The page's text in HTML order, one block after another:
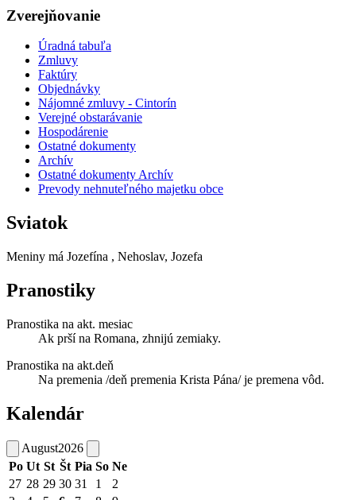
Zverejňovanie
Úradná tabuľa
Zmluvy
Faktúry
Objednávky
Nájomné zmluvy - Cintorín
Verejné obstarávanie
Hospodárenie
Ostatné dokumenty
Archív
Ostatné dokumenty Archív
Prevody nehnuteľného majetku obce
Sviatok
Meniny má Jozefína , Nehoslav, Jozefa
Pranostiky
Pranostika na akt. mesiac
Ak prší na Romana, zhnijú zemiaky.
Pranostika na akt.deň
Na premenia /deň premenia Krista Pána/ je premena vôd.
Kalendár
August2026
Po Ut St Št Pia So Ne
27 28 29 30 31 1
2